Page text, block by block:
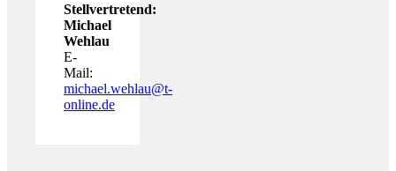
Stellvertretend:
Michael
Wehlau
E-
Mail:
michael.wehlau@t-
online.de